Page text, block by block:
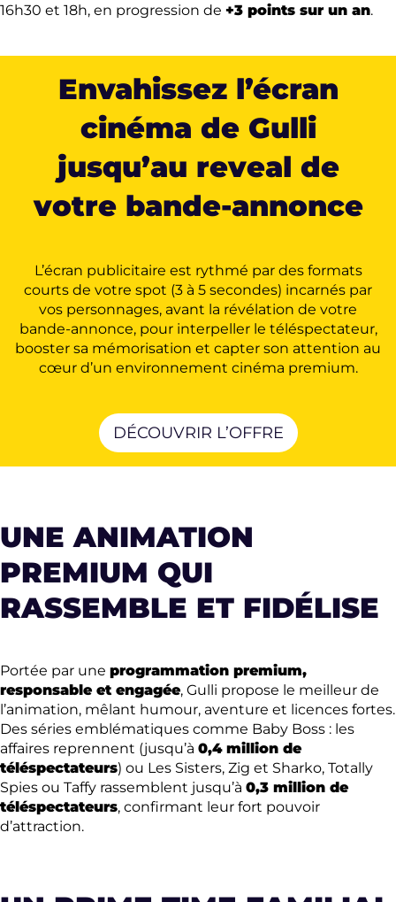
16h30 et 18h, en progression de +3 points sur un an.
Envahissez l’écran
cinéma de Gulli
jusqu’au reveal de
votre bande-annonce
L’écran publicitaire est rythmé par des formats
courts de votre spot (3 à 5 secondes) incarnés par
vos personnages, avant la révélation de votre
bande-annonce, pour interpeller le téléspectateur,
booster sa mémorisation et capter son attention au
cœur d’un environnement cinéma premium.
DÉCOUVRIR L’OFFRE
UNE ANIMATION
PREMIUM QUI
RASSEMBLE ET FIDÉLISE
Portée par une programmation premium,
responsable et engagée, Gulli propose le meilleur de
l’animation, mêlant humour, aventure et licences fortes.
Des séries emblématiques comme Baby Boss : les
affaires reprennent (jusqu’à 0,4 million de
téléspectateurs) ou Les Sisters, Zig et Sharko, Totally
Spies ou Taffy rassemblent jusqu’à 0,3 million de
téléspectateurs, confirmant leur fort pouvoir
d’attraction.